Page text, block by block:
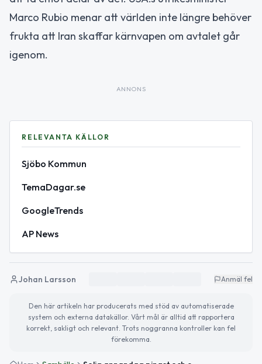
Marco Rubio menar att världen inte längre behöver
frukta att Iran skaffar kärnvapen om avtalet går
igenom.
ANNONS
RELEVANTA KÄLLOR
Sjöbo Kommun
TemaDagar.se
GoogleTrends
AP News
Johan Larsson Anmäl fel
Den här artikeln har producerats med stöd av automatiserade
system och externa datakällor. Vårt mål är alltid att rapportera
korrekt, sakligt och relevant. Trots noggranna kontroller kan fel
förekomma.